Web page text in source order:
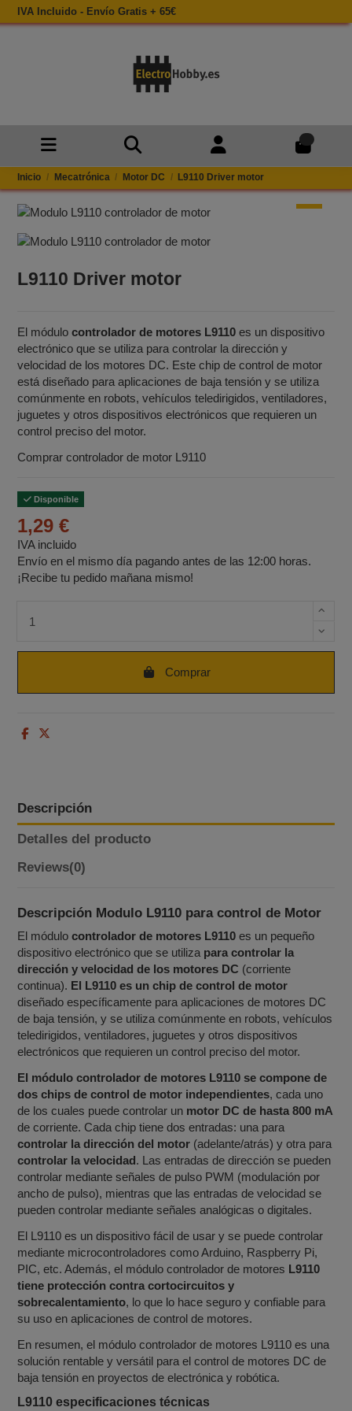
IVA Incluido - Envío Gratis + 65€
Inicio Mecatrónica Motor DC L9110 Driver motor
L9110 Driver motor
El módulocontrolador de motores L9110 es un dispositivo
electrónico que se utiliza para controlar la dirección y
velocidad de los motores DC. Este chip de control de motor
está diseñado para aplicaciones de baja tensión y se utiliza
comúnmente en robots, vehículos teledirigidos, ventiladores,
juguetes y otros dispositivos electrónicos que requieren un
control preciso del motor.
Comprar controlador de motor L9110
Disponible
1,29 €
IVA incluido
Envío en el mismo día pagando antes de las 12:00 horas.
¡Recibe tu pedido mañana mismo!
Comprar
Descripción
Detalles del producto
Reviews(0)
Descripción Modulo L9110 para control de Motor
El módulocontrolador de motores L9110 es un pequeño
dispositivo electrónico que se utiliza para controlar la
dirección y velocidad de los motores DC (corriente
continua). El L9110 es un chip de control de motor
diseñado específicamente para aplicaciones de motores DC
de baja tensión, y se utiliza comúnmente en robots, vehículos
teledirigidos, ventiladores, juguetes y otros dispositivos
electrónicos que requieren un control preciso del motor.
El módulo controlador de motores L9110 se compone de
dos chips de control de motor independientes, cada uno
de los cuales puede controlar un motor DC de hasta 800 mA
de corriente. Cada chip tiene dos entradas: una para
controlar la dirección del motor (adelante/atrás) y otra para
controlar la velocidad. Las entradas de dirección se pueden
controlar mediante señales de pulso PWM (modulación por
ancho de pulso), mientras que las entradas de velocidad se
pueden controlar mediante señales analógicas o digitales.
El L9110 es un dispositivo fácil de usar y se puede controlar
mediante microcontroladores como Arduino, Raspberry Pi,
PIC, etc. Además, el módulo controlador de motores L9110
tiene protección contra cortocircuitos y
sobrecalentamiento, lo que lo hace seguro y confiable para
su uso en aplicaciones de control de motores.
En resumen, el módulo controlador de motores L9110 es una
solución rentable y versátil para el control de motores DC de
baja tensión en proyectos de electrónica y robótica.
L9110 especificaciones técnicas